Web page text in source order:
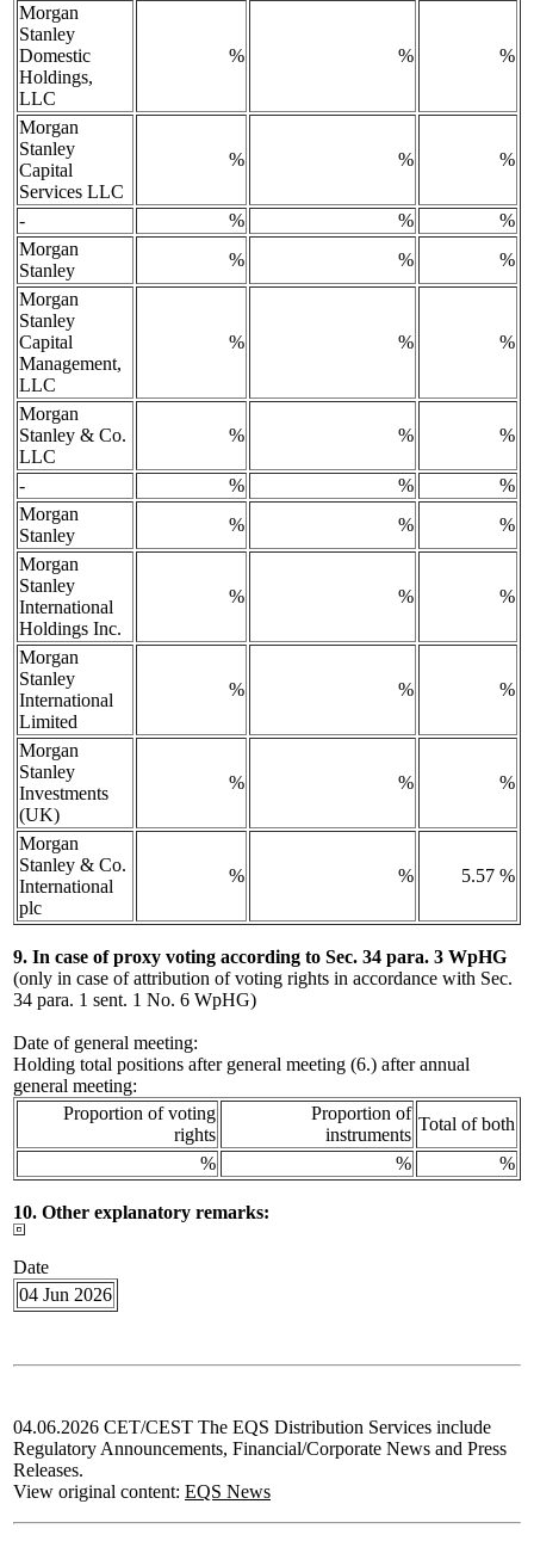
Morgan
Stanley
Domestic
Holdings,
LLC
% % %
Morgan
Stanley
Capital
Services LLC
% % %
- % %
%
Morgan
Stanley
% %
%
Morgan
Stanley
Capital
Management,
LLC
% % %
Morgan
Stanley & Co.
LLC
% % %
- % %
%
Morgan
Stanley
% %
%
Morgan
Stanley
International
Holdings Inc.
% % %
Morgan
Stanley
International
Limited
% % %
Morgan
Stanley
Investments
(UK)
% % %
Morgan
Stanley & Co.
International
plc
% % 5.57 %
9. In case of proxy voting according to Sec. 34 para. 3 WpHG
(only in case of attribution of voting rights in accordance with Sec.
34 para. 1 sent. 1 No. 6 WpHG)
Date of general meeting:
Holding total positions after general meeting (6.) after annual
general meeting:
Proportion of voting
rights
Proportion of
instruments
Total of both
%
% %
10. Other explanatory remarks:
Date
04 Jun 2026
04.06.2026 CET/CEST The EQS Distribution Services include
Regulatory Announcements, Financial/Corporate News and Press
Releases.
View original content: EQS News